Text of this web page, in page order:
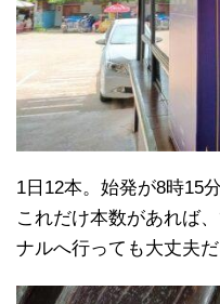
1日12本。始発が8時15
これだけ本数があれば
ナルへ行っても大丈夫だ